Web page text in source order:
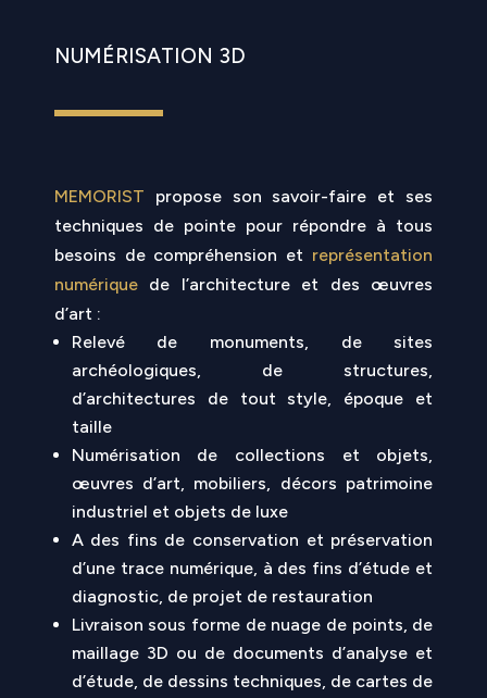
NUMÉRISATION 3D
MEMORIST propose son savoir-faire et ses
techniques de pointe pour répondre à tous
besoins de compréhension et représentation
numériquede l’architecture et des œuvres
d’art :
Relevé de monuments, de sites
archéologiques, de structures,
d’architectures de tout style, époque et
taille
Numérisation de collections et objets,
œuvres d’art, mobiliers, décors patrimoine
industriel et objets de luxe
A des fins de conservation et préservation
d’une trace numérique, à des fins d’étude et
diagnostic, de projet de restauration
Livraison sous forme de nuage de points, de
maillage 3D ou de documents d’analyse et
d’étude, de dessins techniques, de cartes de